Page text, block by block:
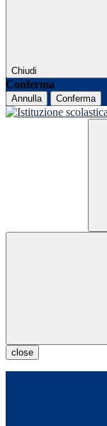
Chiudi
Conferma
Annulla Conferma
close